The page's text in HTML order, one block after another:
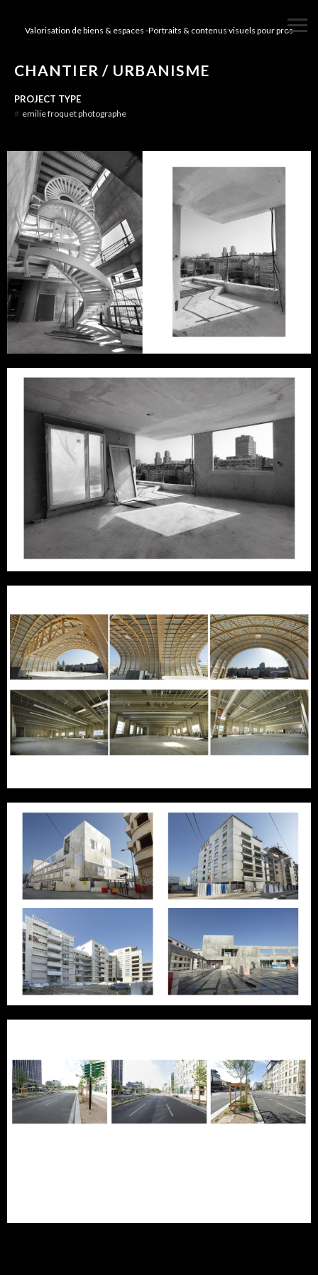
Valorisation de biens & espaces -Portraits & contenus visuels pour pros
CHANTIER / URBANISME
PROJECT TYPE
# emilie froquet photographe